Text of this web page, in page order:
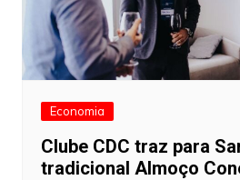
Economia
Clube CDC traz para
tradicional Almoço